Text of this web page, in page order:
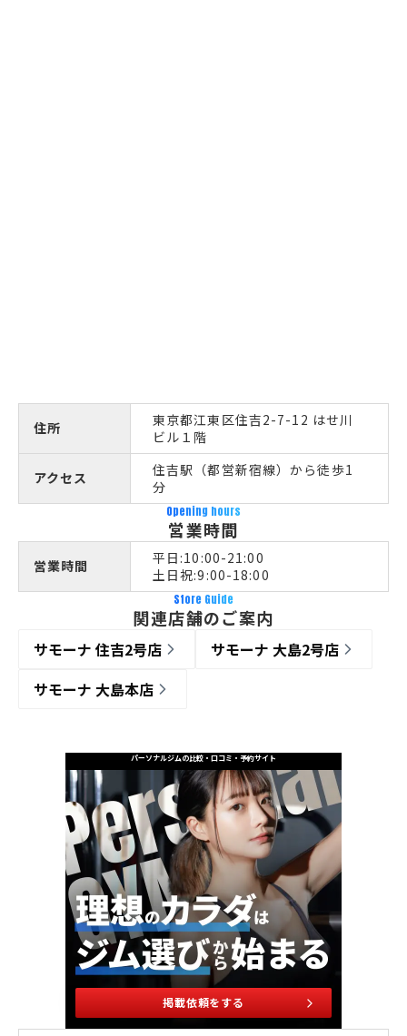
住所
東京都江東区住吉2-7-12 はせ川
ビル１階
アクセス
住吉駅（都営新宿線）から徒歩1
分
Opening hours
営業時間
営業時間
平日:10:00-21:00
土日祝:9:00-18:00
Store Guide
関連店舗のご案内
サモーナ 住吉2号店
サモーナ 大島2号店
サモーナ 大島本店
パーソナルジムの比較・口コミ・予約サイト
掲載依頼をする